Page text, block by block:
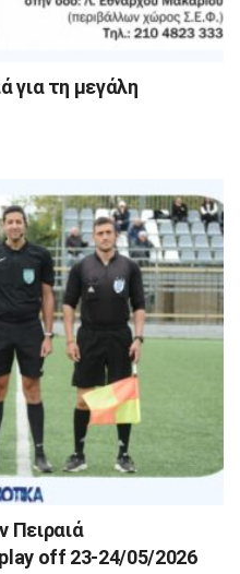
για τη μεγάλη
Πειραιά
off 23-24/05/2026